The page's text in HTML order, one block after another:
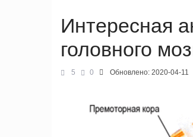
Интересная
головного
5 0 Обновлено: 2020-04-11